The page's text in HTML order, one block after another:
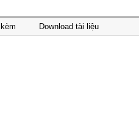
Download tài liệu